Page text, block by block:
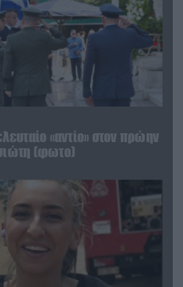
«αντίο» στον πρώην
(φωτο)